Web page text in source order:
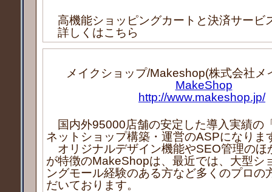
高機能ショッピングカートと決済サービ
詳しくはこちら
メイクショップ/Makeshop(株式会社メ
MakeShop
http://www.makeshop.jp/
国内外95000店舗の安定した導入実績の
ネットショップ構築・運営のASPになりま
オリジナルデザイン機能やSEO管理のほ
が特徴のMakeShopは、最近では、大型シ
ングモール経験のある方など多くのプロの
だいております。